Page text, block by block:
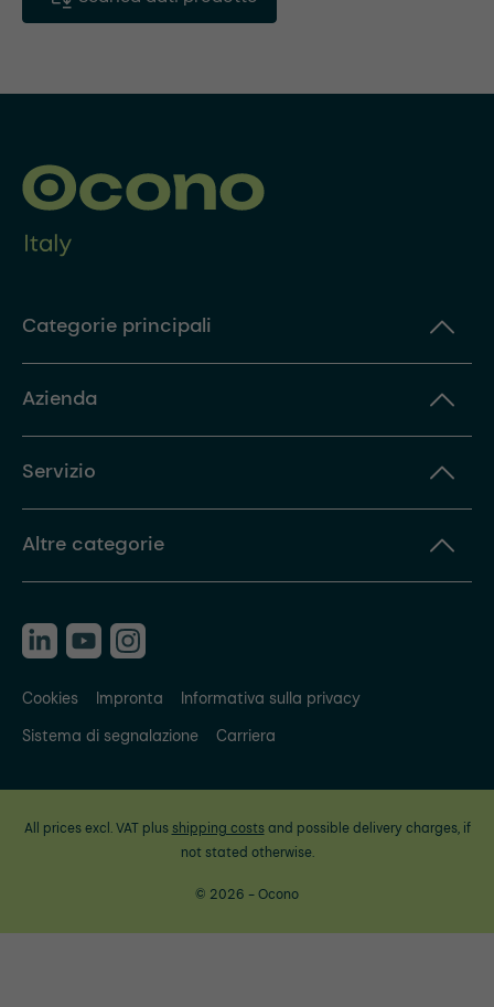
Categorie principali
Azienda
Servizio
Altre categorie
Cookies Impronta
Informativa sulla privacy
Sistema di segnalazione
Carriera
All prices excl. VAT plus shipping costsand possible delivery charges, if
not stated otherwise.
© 2026 - Ocono